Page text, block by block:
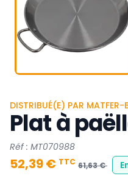
DISTRIBUÉ(E) PAR
Plat à
Réf : MT070988
52,39 € TTC 61,63 €